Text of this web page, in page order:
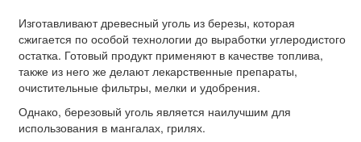
Изготавливают древесный уголь из березы, которая
сжигается по особой технологии до выработки углеродистого
остатка. Готовый продукт применяют в качестве топлива,
также из него же делают лекарственные препараты,
очистительные фильтры, мелки и удобрения.
Однако, березовый уголь является наилучшим для
использования в мангалах, грилях.